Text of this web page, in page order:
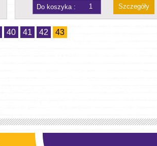
Szczegóły
40 41 42 43